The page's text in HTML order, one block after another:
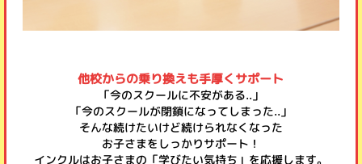
他校からの乗り換えも手厚くサポート
「今のスクールに不安がある..」
「今のスクールが閉鎖になってしまった..」
そんな続けたいけど続けられなくなった
お子さまをしっかりサポート！
インクルはお子さまの「学びたい気持ち」を応援します。